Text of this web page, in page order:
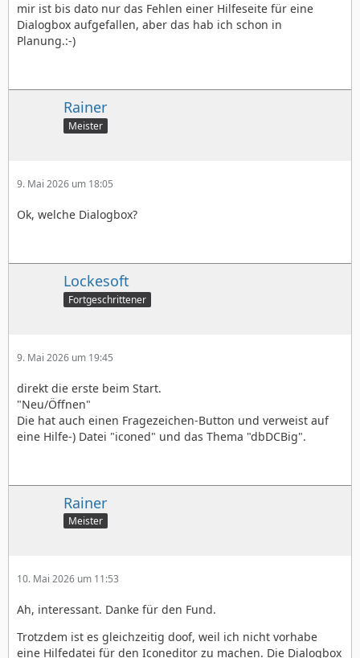
mir ist bis dato nur das Fehlen einer Hilfeseite für eine
Dialogbox aufgefallen, aber das hab ich schon in
Planung.:-)
Rainer
Meister
9. Mai 2026 um 18:05
Ok, welche Dialogbox?
Lockesoft
Fortgeschrittener
9. Mai 2026 um 19:45
direkt die erste beim Start.
"Neu/Öffnen"
Die hat auch einen Fragezeichen-Button und verweist auf
eine Hilfe-) Datei "iconed" und das Thema "dbDCBig".
Rainer
Meister
10. Mai 2026 um 11:53
Ah, interessant. Danke für den Fund.
Trotzdem ist es gleichzeitig doof, weil ich nicht vorhabe
eine Hilfedatei für den Iconeditor zu machen. Die Dialogbox